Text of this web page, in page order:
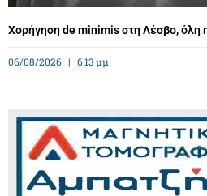
Χορήγηση de minimis στη Λέσβο, όλη
06/08/2026 6:13 μμ